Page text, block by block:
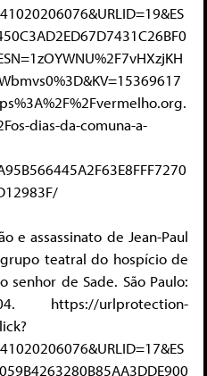
dias-da-comuna-a-
e assassinato de Jean-Paul
teatral do hospício de
senhor de Sade. São Paulo:
https://urlprotection-